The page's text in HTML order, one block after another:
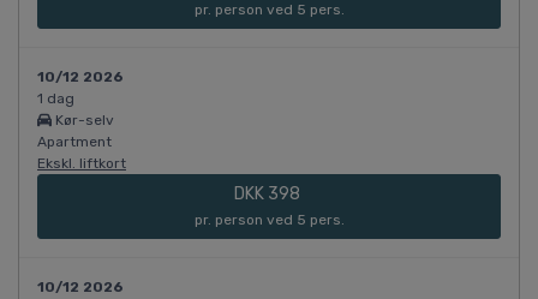
pr. person ved 5 pers.
10/12 2026
1 dag
Kør-selv
Apartment
Ekskl. liftkort
DKK 398
pr. person ved 5 pers.
10/12 2026